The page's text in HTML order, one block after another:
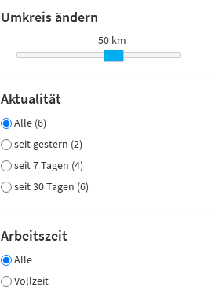
Umkreis ändern
50 km
Aktualität
Alle (6)
seit gestern (2)
seit 7 Tagen (4)
seit 30 Tagen (6)
Arbeitszeit
Alle
Vollzeit